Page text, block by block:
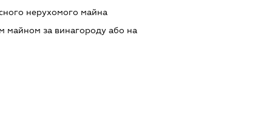
нерухомого майна
майном за винагороду або на